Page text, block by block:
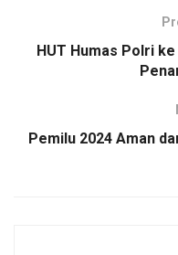
o
s
A
p
HUT Humas Polri
Pemilu 2024 Aman